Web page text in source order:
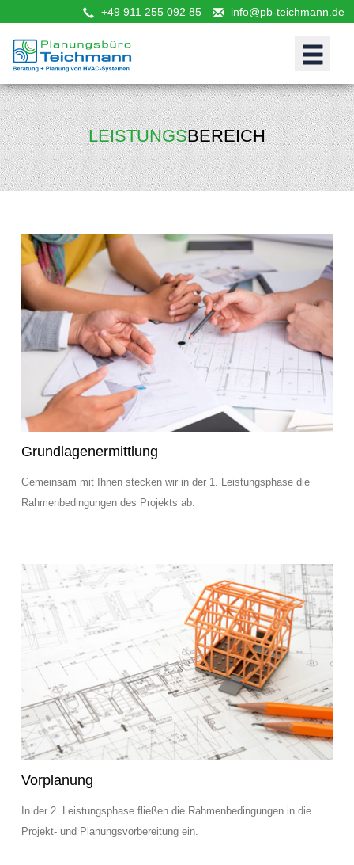
+49 911 255 092 85 info@pb-teichmann.de
LEISTUNGSBEREICH
Grundlagenermittlung
Gemeinsam mit Ihnen stecken wir in der 1. Leistungsphase die
Rahmenbedingungen des Projekts ab.
Vorplanung
In der 2. Leistungsphase fließen die Rahmenbedingungen in die
Projekt- und Planungsvorbereitung ein.